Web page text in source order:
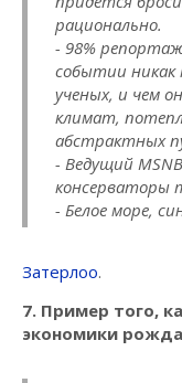
рационально.
- 98%
событии
ученых, и чем
климат,
абстрактных
- Ведущий
консерваторы
- Белое море,
Затерлоо.
7. Пример того,
экономики